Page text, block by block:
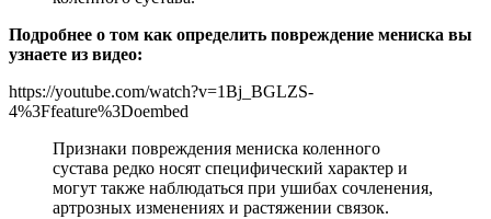
Подробнее о том как определить повреждение мениска вы
узнаете из видео:
https://youtube.com/watch?v=1Bj_BGLZS-
4%3Ffeature%3Doembed
Признаки повреждения мениска коленного
сустава редко носят специфический характер и
могут также наблюдаться при ушибах сочленения,
артрозных изменениях и растяжении связок.